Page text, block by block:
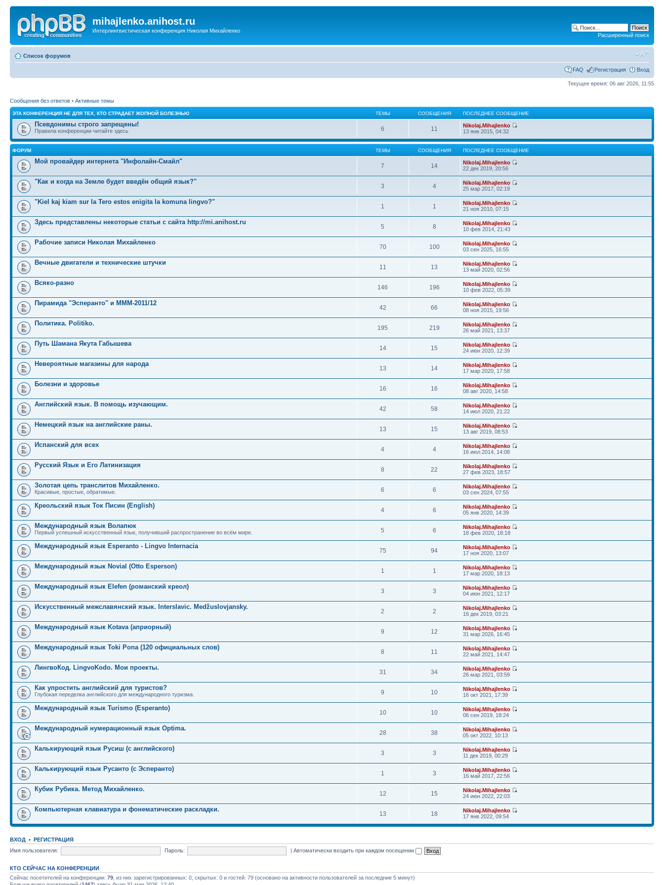
mihajlenko.anihost.ru
Интерлингвистическая конференция Николая Михайленко
Расширенный поиск
Список форумов
FAQ Регистрация Вход
Текущее время: 06 авг 2026, 11:55
Сообщения без ответов • Активные темы
ЭТА КОНФЕРЕНЦИЯ НЕ ДЛЯ ТЕХ, КТО СТРАДАЕТ ЖОПНОЙ БОЛЕЗНЬЮ ТЕМЫ СООБЩЕНИЯ ПОСЛЕДНЕЕ СООБЩЕНИЕ
Псевдонимы строго запрещены!
Правила конференции читайте здесь 6 11
Nikolaj.Mihajlenko
13 янв 2015, 04:32
ФОРУМ ТЕМЫ СООБЩЕНИЯ ПОСЛЕДНЕЕ СООБЩЕНИЕ
Мой провайдер интернета "Инфолайн-Смайл"
7 14
Nikolaj.Mihajlenko
22 дек 2019, 20:56
"Как и когда на Земле будет введён общий язык?"
3 4
Nikolaj.Mihajlenko
25 мар 2017, 02:19
"Kiel kaj kiam sur la Tero estos enigita la komuna lingvo?"
1 1
Nikolaj.Mihajlenko
21 ноя 2010, 07:15
Здесь представлены некоторые статьи с сайта http://mi.anihost.ru
5 8
Nikolaj.Mihajlenko
10 фев 2014, 21:43
Рабочие записи Николая Михайленко
70 100
Nikolaj.Mihajlenko
03 сен 2025, 16:55
Вечные двигатели и технические штучки
11 13
Nikolaj.Mihajlenko
13 май 2020, 02:56
Всяко-разно
146 196
Nikolaj.Mihajlenko
10 фев 2022, 05:39
Пирамида "Эсперанто" и MMM-2011/12
42 66
Nikolaj.Mihajlenko
08 ноя 2015, 19:56
Политика. Politiko.
195 219
Nikolaj.Mihajlenko
26 май 2021, 13:37
Путь Шамана Якута Габышева
14 15
Nikolaj.Mihajlenko
24 июн 2020, 12:39
Невероятные магазины для народа
13 14
Nikolaj.Mihajlenko
17 мар 2020, 17:58
Болезни и здоровье
16 16
Nikolaj.Mihajlenko
08 авг 2020, 14:58
Английский язык. В помощь изучающим.
42 58
Nikolaj.Mihajlenko
14 июл 2020, 21:22
Немецкий язык на английские раны.
13 15
Nikolaj.Mihajlenko
13 авг 2019, 08:53
Испанский для всех
4 4
Nikolaj.Mihajlenko
16 июл 2014, 14:08
Русский Язык и Его Латинизация
8 22
Nikolaj.Mihajlenko
27 фев 2023, 18:57
Золотая цепь транслитов Михайленко.
Красивые, простые, обратимые. 6 6
Nikolaj.Mihajlenko
03 сен 2024, 07:55
Креольский язык Ток Писин (English)
4 6
Nikolaj.Mihajlenko
05 янв 2020, 14:39
Международный язык Волапюк
Первый успешный искусственный язык, получивший распространение во всём мире. 5 6
Nikolaj.Mihajlenko
18 фев 2020, 18:18
Международный язык Esperanto - Lingvo Internacia
75 94
Nikolaj.Mihajlenko
17 ноя 2020, 13:07
Международный язык Novial (Otto Esperson)
1 1
Nikolaj.Mihajlenko
17 мар 2020, 18:13
Международный язык Elefen (романский креол)
3 3
Nikolaj.Mihajlenko
04 июн 2021, 12:17
Искусственный межславянский язык. Interslavic. Medžuslovjansky.
2 2
Nikolaj.Mihajlenko
16 дек 2019, 03:21
Международный язык Kotava (априорный)
9 12
Nikolaj.Mihajlenko
31 мар 2026, 16:45
Международный язык Toki Pona (120 официальных слов)
8 11
Nikolaj.Mihajlenko
22 май 2021, 14:47
ЛингвоКод. LingvoKodo. Мои проекты.
31 34
Nikolaj.Mihajlenko
26 мар 2021, 03:59
Как упростить английский для туристов?
Глубокая переделка английского для международного туризма. 9 10
Nikolaj.Mihajlenko
16 окт 2021, 17:39
Международный язык Turismo (Esperanto)
10 10
Nikolaj.Mihajlenko
06 сен 2019, 18:24
Международный нумерационный язык Optima.
28 38
Nikolaj.Mihajlenko
05 окт 2022, 10:13
Калькирующий язык Русиш (с английского)
3 3
Nikolaj.Mihajlenko
11 дек 2019, 00:29
Калькирующий язык Русанто (с Эсперанто)
1 3
Nikolaj.Mihajlenko
16 май 2017, 22:56
Кубик Рубика. Метод Михайленко.
12 15
Nikolaj.Mihajlenko
24 июн 2022, 22:03
Компьютерная клавиатура и фонематические раскладки.
13 18
Nikolaj.Mihajlenko
17 янв 2022, 09:54
ВХОД • РЕГИСТРАЦИЯ
Имя пользователя:
Пароль: |Автоматически входить при каждом посещении
КТО СЕЙЧАС НА КОНФЕРЕНЦИИ
Сейчас посетителей на конференции: 79 , из них зарегистрированных: 0, скрытых: 0 и гостей: 79 (основано на активности пользователей за последние 5 минут)